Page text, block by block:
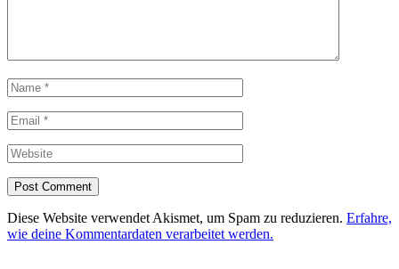
Diese Website verwendet Akismet, um Spam zu reduzieren. Erfahre,
wie deine Kommentardaten verarbeitet werden.